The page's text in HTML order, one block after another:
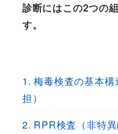
診断にはこの2つの
す。
1. 梅毒検査の基本
担）
2. RPR検査（非特